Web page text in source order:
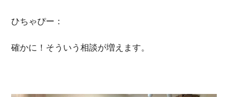
ひちゃぴー：
確かに！そういう相談が増えます。